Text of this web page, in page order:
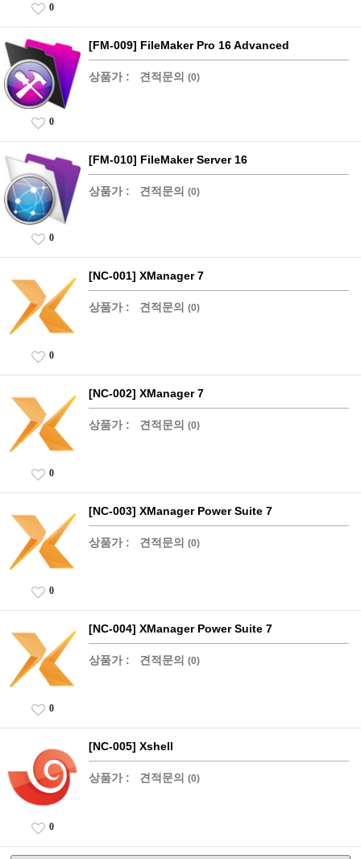
0
[FM-009] FileMaker Pro 16 Advanced
상품가 : 견적문의 (0)
0
[FM-010] FileMaker Server 16
상품가 : 견적문의 (0)
0
[NC-001] XManager 7
상품가 : 견적문의 (0)
0
[NC-002] XManager 7
상품가 : 견적문의 (0)
0
[NC-003] XManager Power Suite 7
상품가 : 견적문의 (0)
0
[NC-004] XManager Power Suite 7
상품가 : 견적문의 (0)
0
[NC-005] Xshell
상품가 : 견적문의 (0)
0